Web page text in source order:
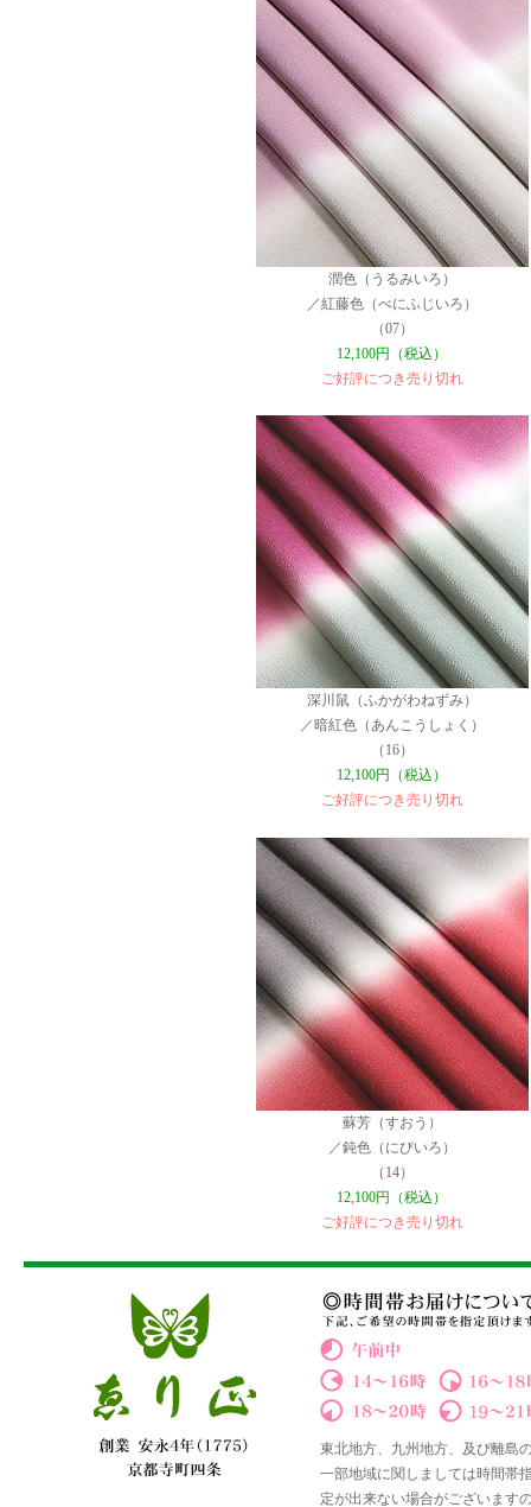
潤色（うるみいろ）
／紅藤色（べにふじいろ）
（07）
12,100円（税込）
ご好評につき売り切れ
深川鼠（ふかがわねずみ）
／暗紅色（あんこうしょく）
（16）
12,100円（税込）
ご好評につき売り切れ
蘇芳（すおう）
／鈍色（にびいろ）
（14）
12,100円（税込）
ご好評につき売り切れ
東北地方、九州地方、及び離島
一部地域に関しましては時間帯
定が出来ない場合がございます